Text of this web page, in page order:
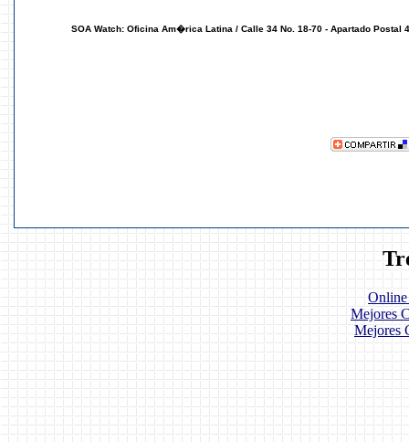
SOA Watch: Oficina Am�rica Latina / Calle 34 No. 18-70 - Apartado Postal
Mejores
Mejores